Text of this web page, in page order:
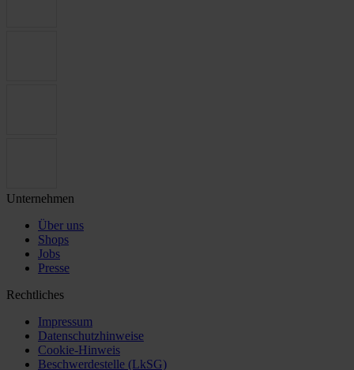
Unternehmen
Über uns
Shops
Jobs
Presse
Rechtliches
Impressum
Datenschutzhinweise
Cookie-Hinweis
Beschwerdestelle (LkSG)